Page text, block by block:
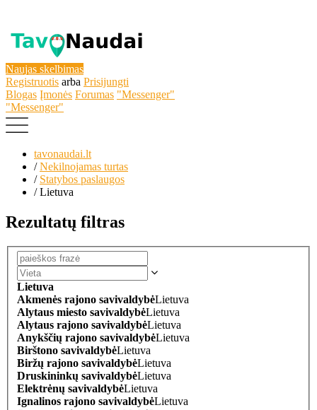
Naujas skelbimas
Registruotis arba Prisijungti
Blogas Įmonės Forumas "Messenger"
"Messenger"
tavonaudai.lt
/Nekilnojamas turtas
/ Statybos paslaugos
/Lietuva
Rezultatų filtras
Lietuva
Akmenės rajono savivaldybėLietuva
Alytaus miesto savivaldybėLietuva
Alytaus rajono savivaldybėLietuva
Anykščių rajono savivaldybėLietuva
Birštono savivaldybėLietuva
Biržų rajono savivaldybėLietuva
Druskininkų savivaldybėLietuva
Elektrėnų savivaldybėLietuva
Ignalinos rajono savivaldybėLietuva